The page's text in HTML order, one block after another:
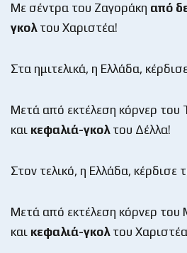
Με σέντρα του Ζαγοράκη από
γκολ του Χαριστέα!
Στα ημιτελικά, η Ελλάδα,
Μετά από εκτέλεση κόρνερ του
και κεφαλιά-γκολτου Δέλλα!
Στον τελικό, η Ελλάδα, κέρδισε
Μετά από εκτέλεση κόρνερ του
και κεφαλιά-γκολτου